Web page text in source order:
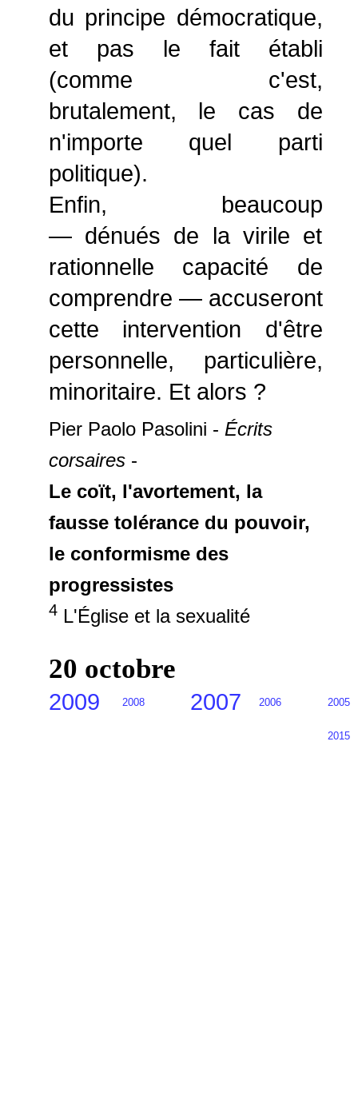
du principe démocratique,
et pas le fait établi
(comme c'est,
brutalement, le cas de
n'importe quel parti
politique).
Enfin, beaucoup
— dénués de la virile et
rationnelle capacité de
comprendre — accuseront
cette intervention d'être
personnelle, particulière,
minoritaire. Et alors ?
Pier Paolo Pasolini - Écrits
corsaires-
Le coït, l'avortement, la
fausse tolérance du pouvoir,
le conformisme des
progressistes
4L'Église et la sexualité
20 octobre
2009 2008 2007 2006 2005
2015